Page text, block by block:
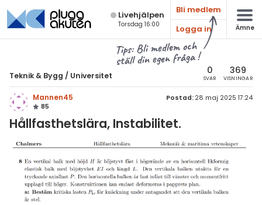
Live­hjälpen
Torsdag 16:00
Bli medlem
Logga in
Ämne
Tips: Bli medlem och
ställ din egen fråga !
Teknik & Bygg / Universitet 0
SVAR
369
VISNINGAR
Mannen45
85
Postad: 28 maj 2025 17:24
Hållfasthetslära, Instabilitet.
& Bygg
Alla ämnen
Teknik & Bygg
Alla trådar
Allmänna diskussioner
Livehjälpen